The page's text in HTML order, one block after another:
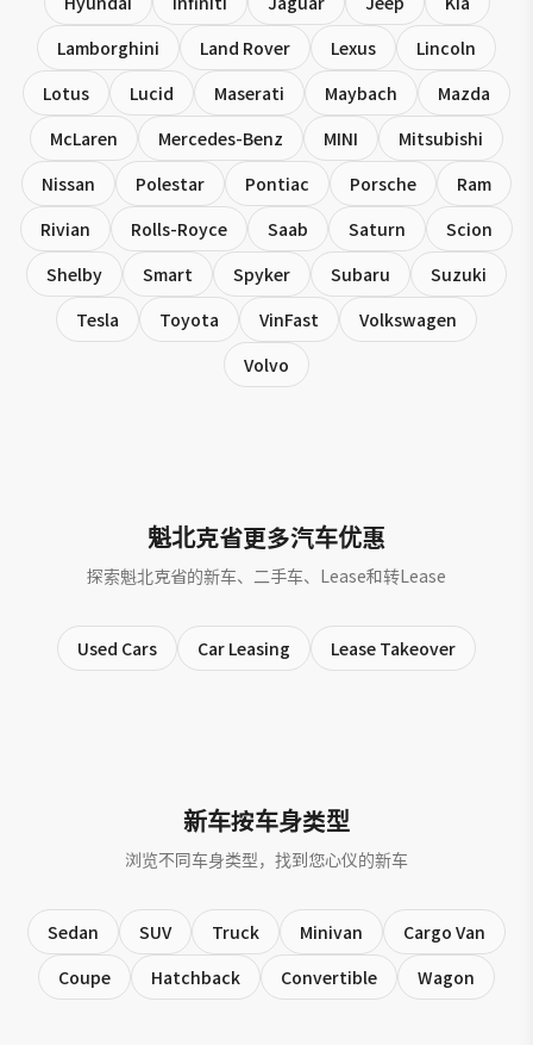
Lamborghini
Land Rover Lexus
Lincoln
Lotus
Lucid Maserati Maybach
Mazda
McLaren
Mercedes-Benz MINI
Mitsubishi
Nissan
Polestar Pontiac Porsche
Ram
Rivian
Rolls-Royce Saab Saturn
Scion
Shelby
Smart Spyker Subaru
Suzuki
Tesla
Toyota VinFast
Volkswagen
Volvo
魁北克省更多汽车优惠
探索魁北克省的新车、二手车、Lease和转Lease
Used Cars Car Leasing Lease Takeover
新车按车身类型
浏览不同车身类型，找到您心仪的新车
Sedan SUV Truck Minivan
Cargo Van
Coupe
Hatchback Convertible Wagon